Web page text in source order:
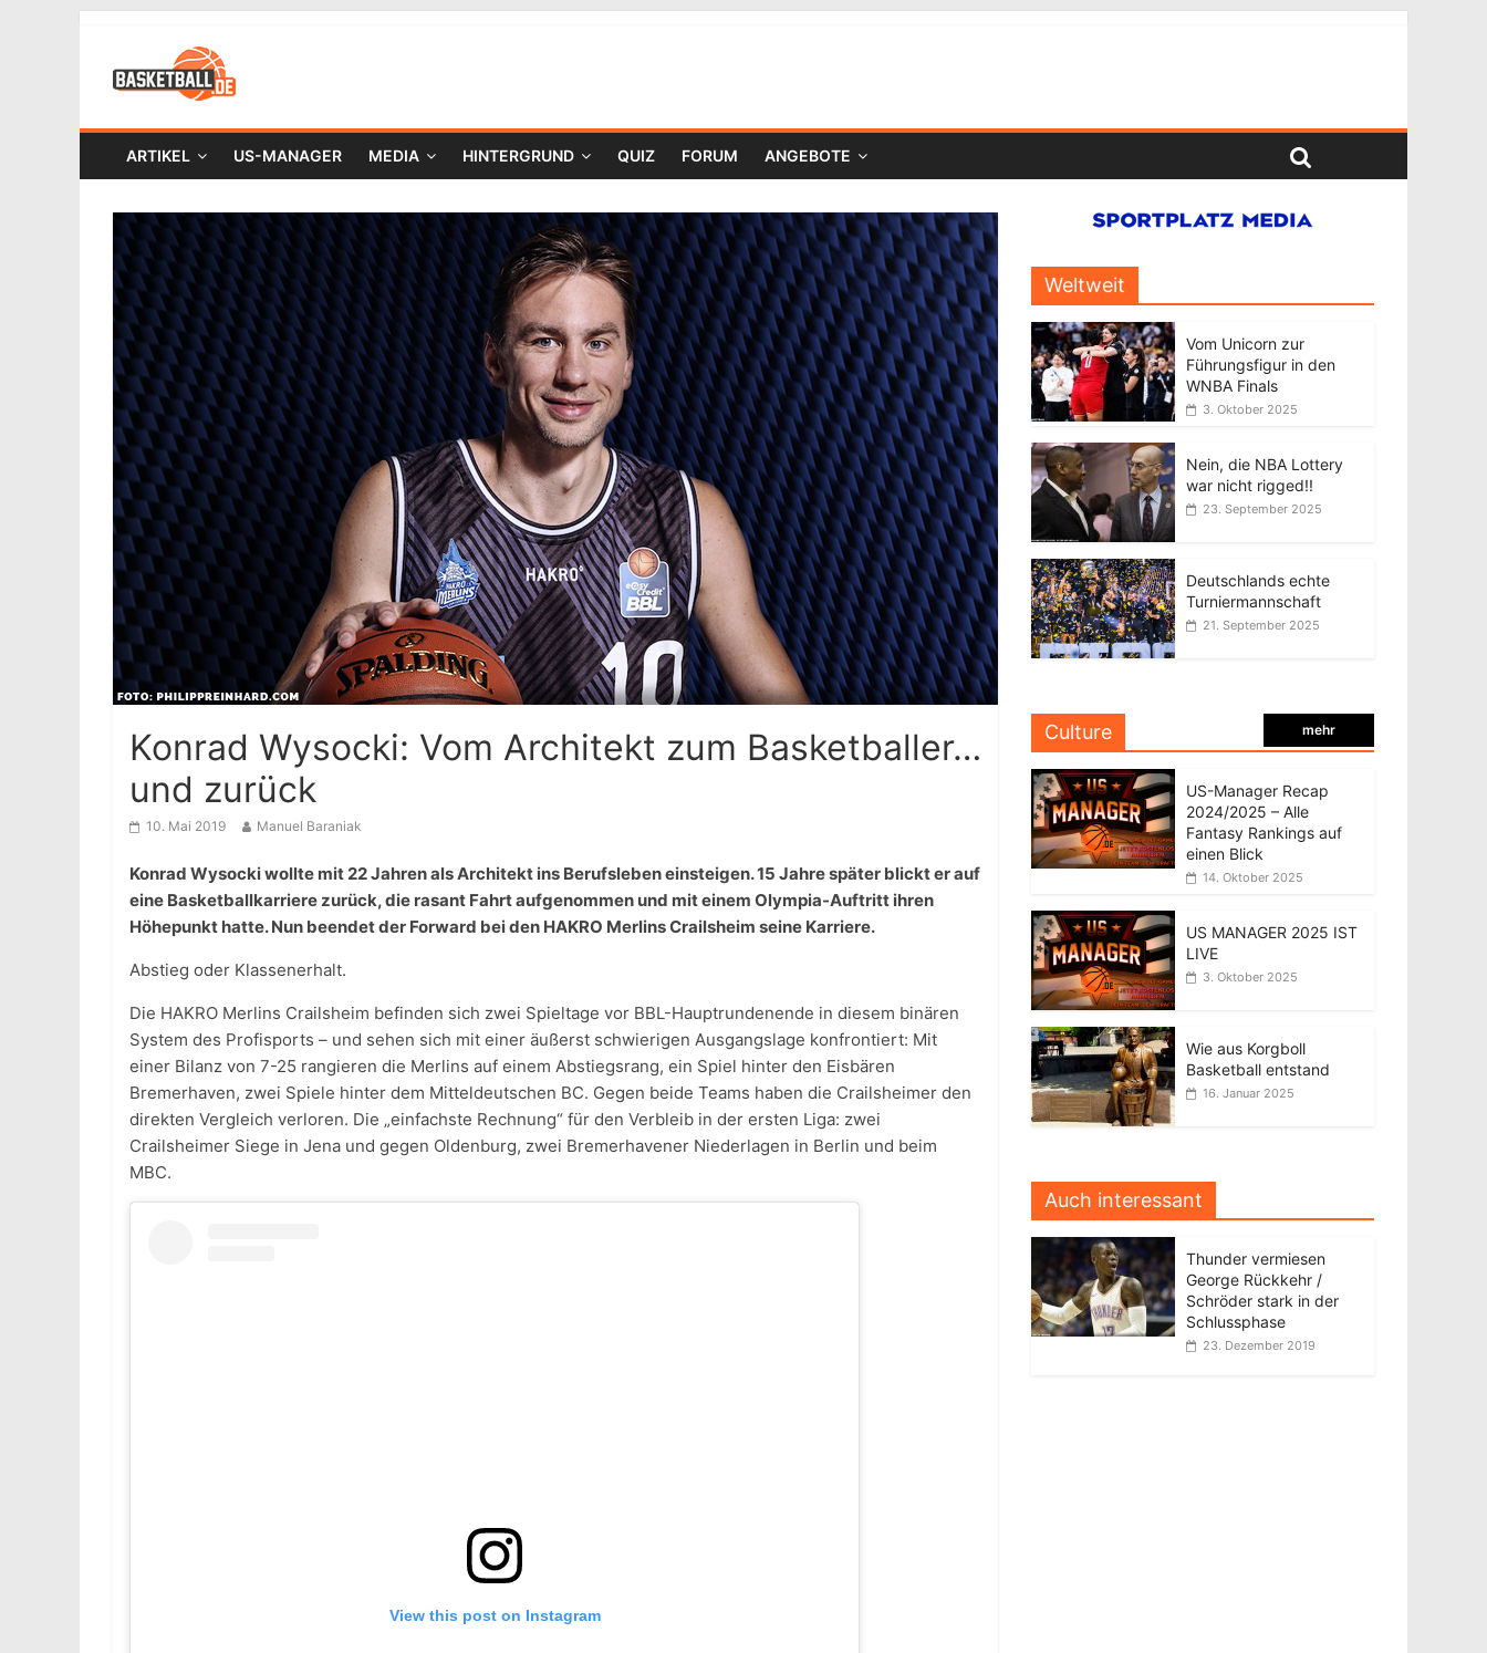
ARTIKEL US-MANAGER MEDIA HINTERGRUND QUIZ FORUM ANGEBOTE
Konrad Wysocki: Vom Architekt zum Basketballer…
und zurück
10. Mai 2019 Manuel Baraniak
Konrad Wysocki wollte mit 22 Jahren als Architekt ins Berufsleben einsteigen. 15 Jahre später blickt er auf
eine Basketballkarriere zurück, die rasant Fahrt aufgenommen und mit einem Olympia-Auftritt ihren
Höhepunkt hatte. Nun beendet der Forward bei den HAKRO Merlins Crailsheim seine Karriere.
Abstieg oder Klassenerhalt.
Die HAKRO Merlins Crailsheim befinden sich zwei Spieltage vor BBL-Hauptrundenende in diesem binären
System des Profisports – und sehen sich mit einer äußerst schwierigen Ausgangslage konfrontiert: Mit
einer Bilanz von 7-25 rangieren die Merlins auf einem Abstiegsrang, ein Spiel hinter den Eisbären
Bremerhaven, zwei Spiele hinter dem Mitteldeutschen BC. Gegen beide Teams haben die Crailsheimer den
direkten Vergleich verloren. Die „einfachste Rechnung“ für den Verbleib in der ersten Liga: zwei
Crailsheimer Siege in Jena und gegen Oldenburg, zwei Bremerhavener Niederlagen in Berlin und beim
MBC.
View this post on Instagram
Weltweit
Vom Unicorn zur
Führungsfigur in den
WNBA Finals
3. Oktober 2025
Nein, die NBA Lottery
war nicht rigged!!
23. September 2025
Deutschlands echte
Turniermannschaft
21. September 2025
Culture mehr
US-Manager Recap
2024/2025 – Alle
Fantasy Rankings auf
einen Blick
14. Oktober 2025
US MANAGER 2025 IST
LIVE
3. Oktober 2025
Wie aus Korgboll
Basketball entstand
16. Januar 2025
Auch interessant
Thunder vermiesen
George Rückkehr /
Schröder stark in der
Schlussphase
23. Dezember 2019